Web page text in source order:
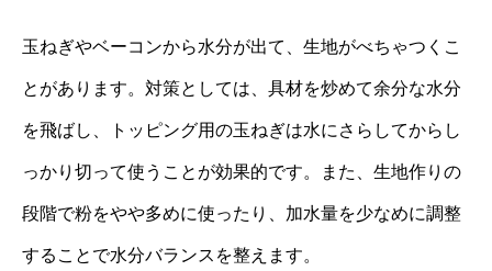
玉ねぎやベーコンから水分が出て、生地がべちゃつくこ
とがあります。対策としては、具材を炒めて余分な水分
を飛ばし、トッピング用の玉ねぎは水にさらしてからし
っかり切って使うことが効果的です。また、生地作りの
段階で粉をやや多めに使ったり、加水量を少なめに調整
することで水分バランスを整えます。